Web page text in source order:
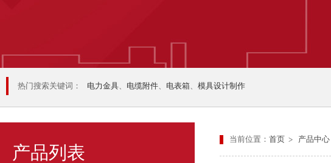
热门搜索关键词： 电力金具、 电缆附件、 电表箱、 模具设计制作
产品列表
当前位置：首页 产品中心